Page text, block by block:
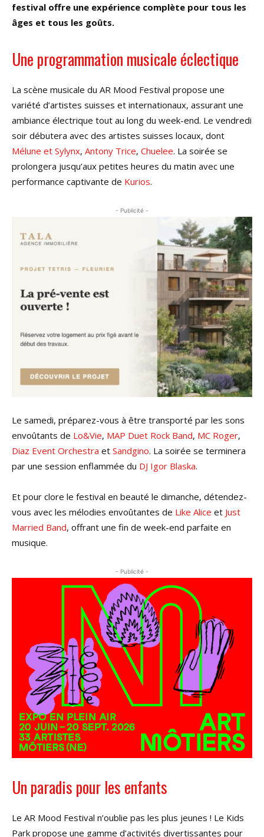
festival offre une expérience complète pour tous les
âges et tous les goûts.
Une programmation musicale éclectique
La scène musicale du AR Mood Festival propose une
variété d’artistes suisses et internationaux, assurant une
ambiance électrique tout au long du week-end. Le vendredi
soir débutera avec des artistes suisses locaux, dont
Mélune et Sylynx, Antony Trice, Chuelee. La soirée se
prolongera jusqu’aux petites heures du matin avec une
performance captivante de Kurios.
- Publicité -
Le samedi, préparez-vous à être transporté par les sons
envoûtants de Lo&Vie, MAP Duet Rock Band, MC Roger,
Diaz Event Orchestra et Sandgino. La soirée se terminera
par une session enflammée du DJ Igor Blaska.
Et pour clore le festival en beauté le dimanche, détendez-
vous avec les mélodies envoûtantes de Like Alice et Just
Married Band, offrant une fin de week-end parfaite en
musique.
- Publicité -
Un paradis pour les enfants
Le AR Mood Festival n’oublie pas les plus jeunes ! Le Kids
Park propose une gamme d’activités divertissantes pour